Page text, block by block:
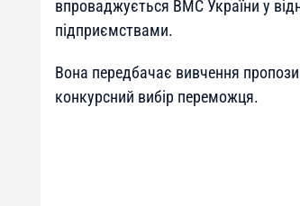
впроваджується ВМС України у
підприємствами.
Вона передбачає вивчення
конкурсний вибір переможця.